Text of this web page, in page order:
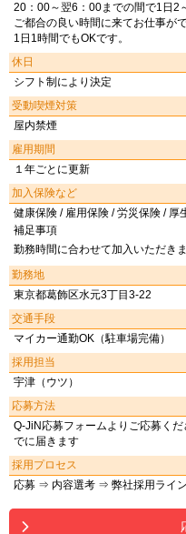
20：00～翌6：00までの間で1日2
ご都合の良い時間に来てお仕事がで
1日1時間でもOKです。
休日
シフト制により決定
受動喫煙対策
屋内禁煙
雇用期間
１年ごとに更新
加入保険など
健康保険 / 雇用保険 / 労災保険 / 厚
補足事項
勤務時間に合わせて加入いただきま
勤務地
東京都葛飾区水元3丁目3-22
交通手段
マイカー通勤OK（駐車場完備）
採用担当
宇津（ウツ）
応募方法
Q-JiN応募フォームよりご応募く
でに届きます
採用プロセス
応募 ⇒ 内容選考 ⇒ 弊社採用ライ